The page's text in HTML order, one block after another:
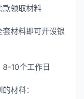
领取材料
材料即可开设银
10个工作日
材料：